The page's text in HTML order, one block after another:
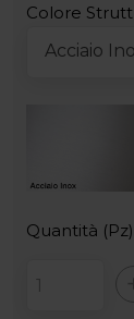
Colore
Acciaio
Quantità